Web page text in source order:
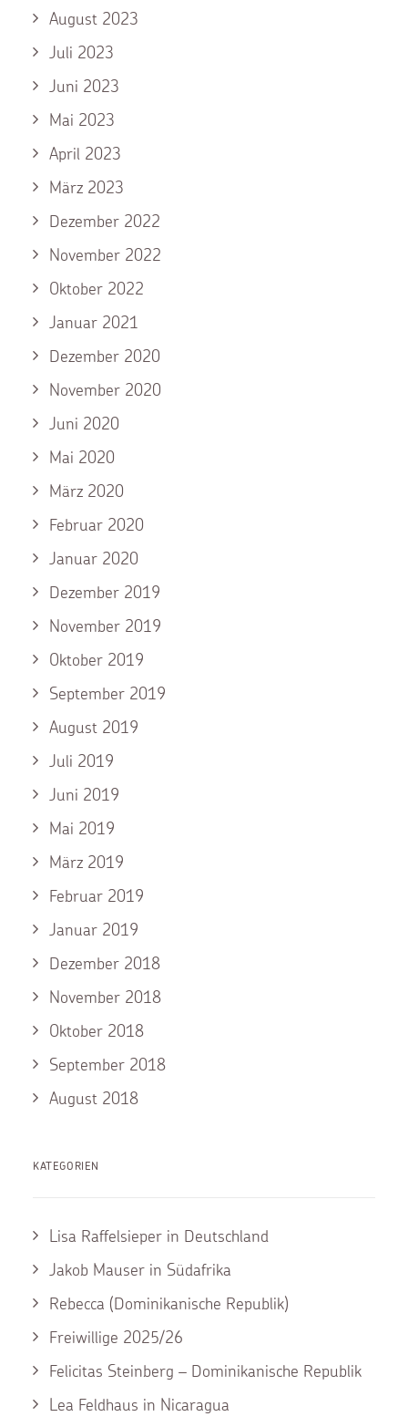
August 2023
Juli 2023
Juni 2023
Mai 2023
April 2023
März 2023
Dezember 2022
November 2022
Oktober 2022
Januar 2021
Dezember 2020
November 2020
Juni 2020
Mai 2020
März 2020
Februar 2020
Januar 2020
Dezember 2019
November 2019
Oktober 2019
September 2019
August 2019
Juli 2019
Juni 2019
Mai 2019
März 2019
Februar 2019
Januar 2019
Dezember 2018
November 2018
Oktober 2018
September 2018
August 2018
KATEGORIEN
Lisa Raffelsieper in Deutschland
Jakob Mauser in Südafrika
Rebecca (Dominikanische Republik)
Freiwillige 2025/26
Felicitas Steinberg – Dominikanische Republik
Lea Feldhaus in Nicaragua